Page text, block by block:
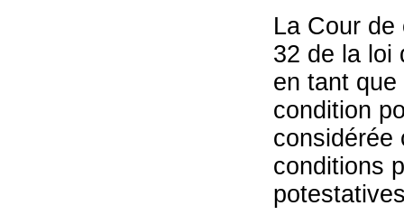
La Cour
32 de la loi
en tant que
condition
considérée
conditions